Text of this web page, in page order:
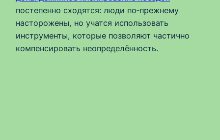
постепенно сходятся: люди по‑прежнему
насторожены, но учатся использовать
инструменты, которые позволяют частично
компенсировать неопределённость.